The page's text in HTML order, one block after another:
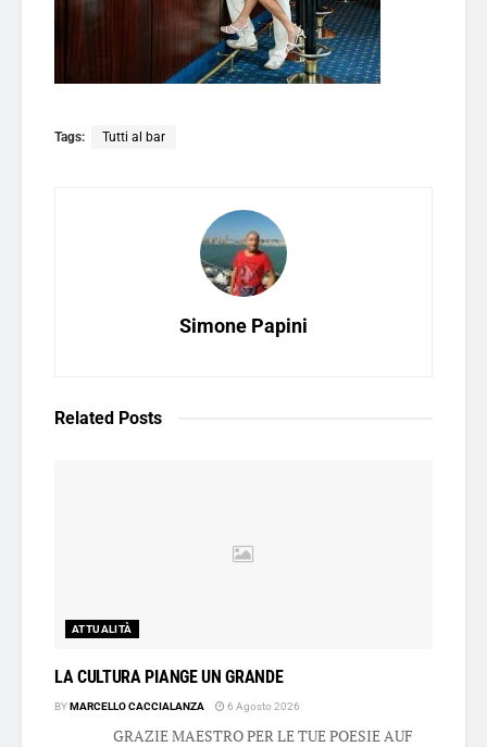
Tags: Tutti al bar
Simone Papini
Related Posts
ATTUALITÀ
LA CULTURA PIANGE UN GRANDE
BYMARCELLO CACCIALANZA 6 Agosto 2026
GRAZIE MAESTRO PER LE TUE POESIE AUF